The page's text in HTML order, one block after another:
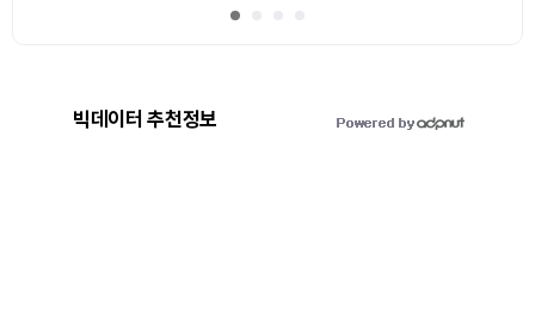
빅데이터 추천정보